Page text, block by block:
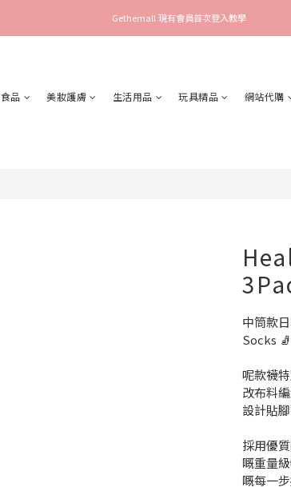
Gethemall 現有會員首次登入教學
食品 美妝護膚 生活用品 玩具精品 網站代購
中筒款
Socks 🧦
呢款襪
改布料
設計貼
採用優
嘅重量
嘅每一